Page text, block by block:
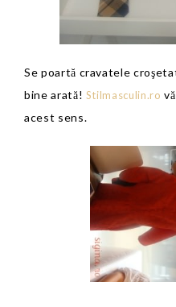
Se poartă cravatele
bine arată! Stilmasculin.ro
acest sens.